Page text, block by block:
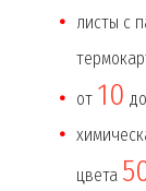
листы с
от 10 до
цвета